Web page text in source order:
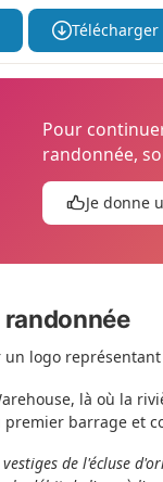
Télécharger
Pour
randonnée,
Je donne
logo
là où la
premier barrage et
de l'écluse